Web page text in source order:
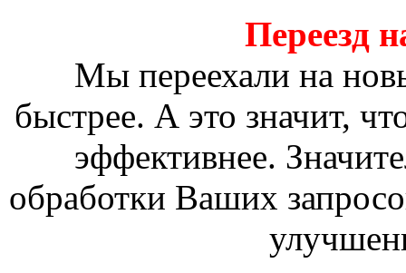
Переезд
Мы переехали на
быстрее. А это значит,
эффективнее.
обработки Ваших